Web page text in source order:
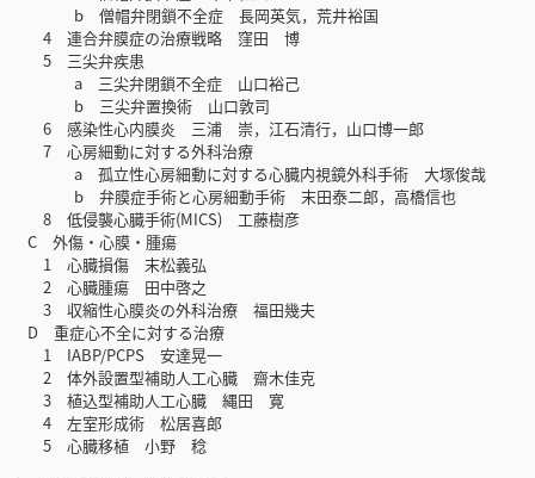
b 僧帽弁閉鎖不全症 長岡英気，荒井裕国
4 連合弁膜症の治療戦略 窪田 博
5 三尖弁疾患
a 三尖弁閉鎖不全症 山口裕己
b 三尖弁置換術 山口敦司
6 感染性心内膜炎 三浦 崇，江石清行，山口博一郎
7 心房細動に対する外科治療
a 孤立性心房細動に対する心臓内視鏡外科手術 大塚俊哉
b 弁膜症手術と心房細動手術 末田泰二郎，高橋信也
8 低侵襲心臓手術(MICS) 工藤樹彦
C 外傷・心膜・腫瘍
1 心臓損傷 末松義弘
2 心臓腫瘍 田中啓之
3 収縮性心膜炎の外科治療 福田幾夫
D 重症心不全に対する治療
1 IABP/PCPS 安達晃一
2 体外設置型補助人工心臓 齋木佳克
3 植込型補助人工心臓 縄田 寛
4 左室形成術 松居喜郎
5 心臓移植 小野 稔